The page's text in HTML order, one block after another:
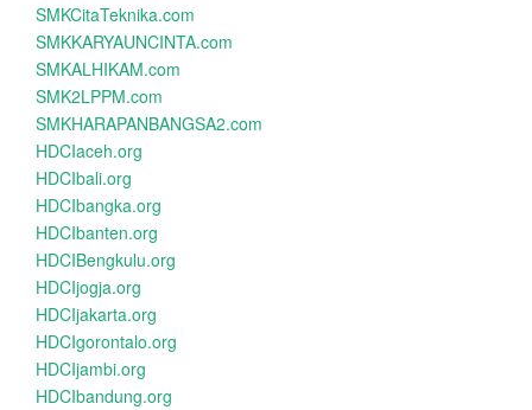
SMKCitaTeknika.com
SMKKARYAUNCINTA.com
SMKALHIKAM.com
SMK2LPPM.com
SMKHARAPANBANGSA2.com
HDCIaceh.org
HDCIbali.org
HDCIbangka.org
HDCIbanten.org
HDCIBengkulu.org
HDCIjogja.org
HDCIjakarta.org
HDCIgorontalo.org
HDCIjambi.org
HDCIbandung.org